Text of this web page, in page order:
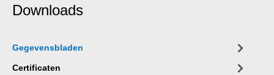
Downloads
Gegevensbladen
Certificaten